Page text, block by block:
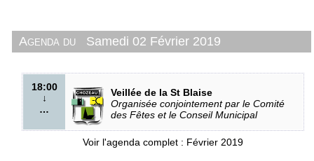
Agenda du Samedi 02 Février 2019
18:00
↓
…
Veillée de la St Blaise
Organisée conjointement par le Comité
des Fêtes et le Conseil Municipal
Voir l'agenda complet : Février 2019